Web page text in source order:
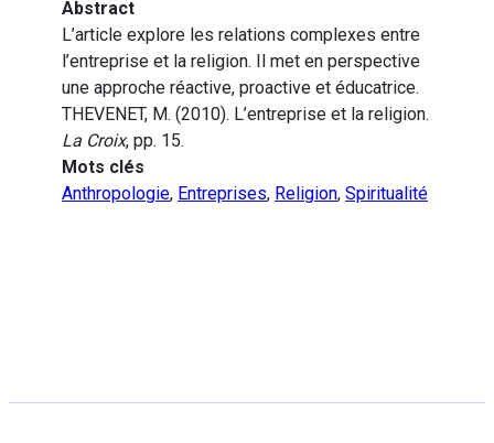
Abstract
L’article explore les relations complexes entre
l’entreprise et la religion. Il met en perspective
une approche réactive, proactive et éducatrice.
THEVENET, M. (2010). L’entreprise et la religion.
La Croix, pp. 15.
Mots clés
Anthropologie, Entreprises, Religion, Spiritualité